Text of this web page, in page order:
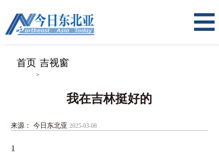
首页
>
吉视窗
我在吉林挺好的
来源： 今日东北亚2025-03-08
1